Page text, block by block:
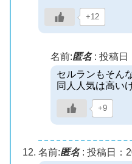
+12
名前:匿名: 投稿日
セルランもそん
同人人気は高い
+9
名前:匿名: 投稿日：